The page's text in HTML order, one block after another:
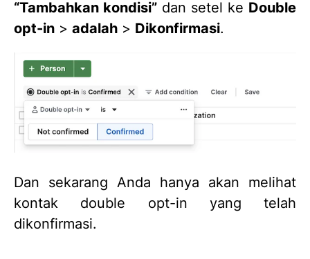
“Tambahkan kondisi” dan setel ke Double
opt-in > adalah > Dikonfirmasi.
Dan sekarang Anda hanya akan melihat
kontak double opt-in yang telah
dikonfirmasi.